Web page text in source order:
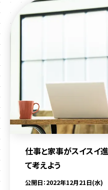
仕事と家事がスイスイ
て考えよう
公開日：2022年12月21日(水)